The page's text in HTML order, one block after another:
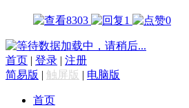
8303 1 0
数据加载中，请稍后...
首页
登录
注册
简易版
触屏版 电脑版
首页